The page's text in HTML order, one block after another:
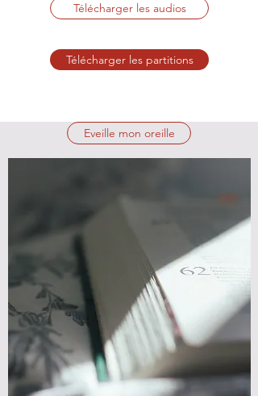
Télécharger les audios
Télécharger les partitions
Eveille mon oreille